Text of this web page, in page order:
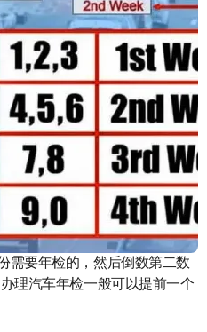
需要年检的，然后倒数第二数
理汽车年检一般可以提前一个